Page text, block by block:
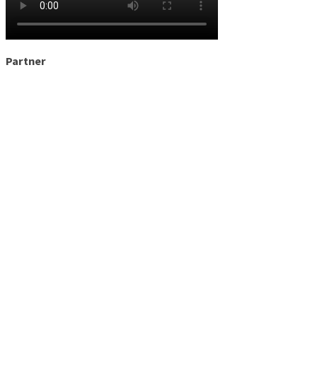
Partner